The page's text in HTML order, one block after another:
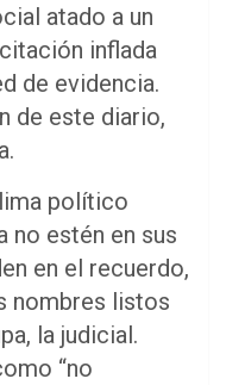
atado a un
inflada
de evidencia.
de este diario,
político
no estén en sus
en el recuerdo,
nombres listos
la judicial.
“no